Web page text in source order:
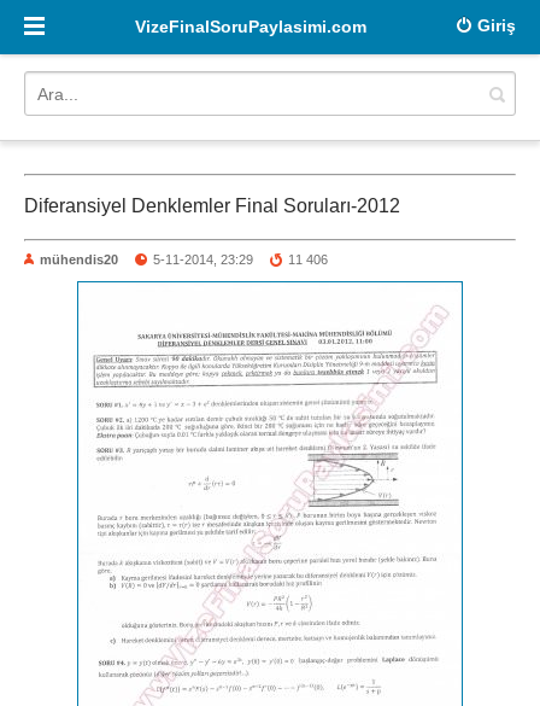
Giriş
VizeFinalSoruPaylasimi.com
Diferansiyel Denklemler Final Soruları-2012
mühendis20 5-11-2014, 23:29 11 406